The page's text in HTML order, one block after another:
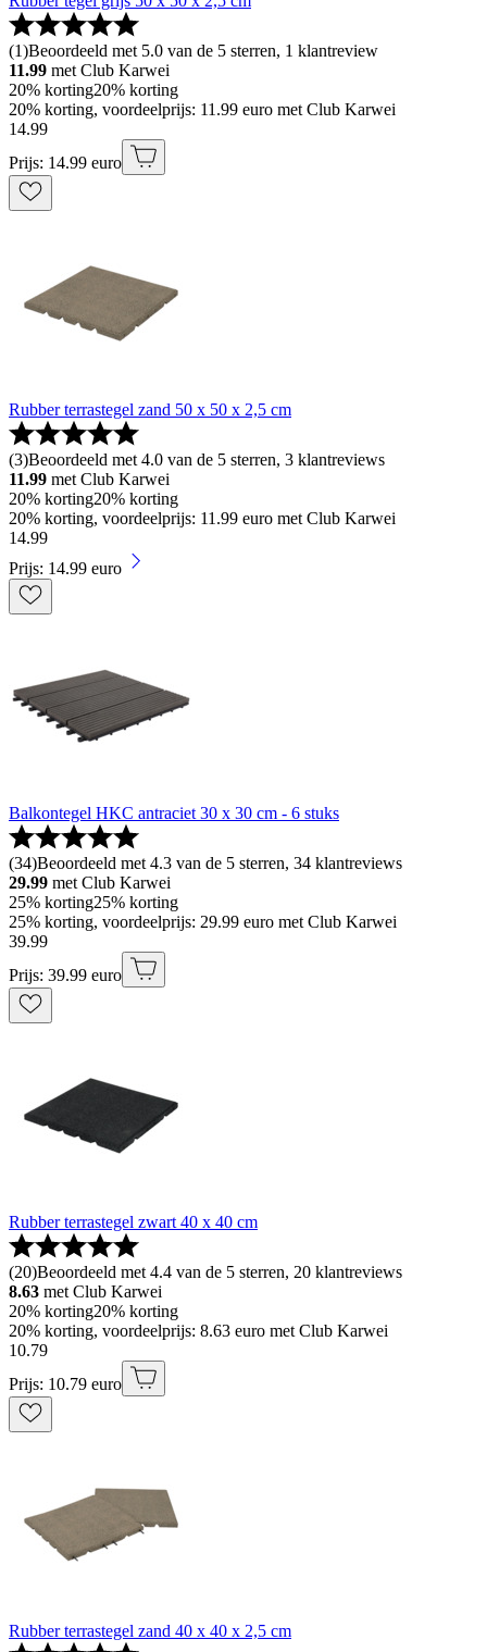
(1)Beoordeeld met 5.0 van de 5 sterren, 1 klantreview
11.99 met Club Karwei
20% korting20% korting
20% korting, voordeelprijs: 11.99 euro met Club Karwei
14.99
Prijs: 14.99 euro
Rubber terrastegel zand 50 x 50 x 2,5 cm
(3)Beoordeeld met 4.0 van de 5 sterren, 3 klantreviews
11.99 met Club Karwei
20% korting20% korting
20% korting, voordeelprijs: 11.99 euro met Club Karwei
14.99
Prijs: 14.99 euro
Balkontegel HKC antraciet 30 x 30 cm - 6 stuks
(34)Beoordeeld met 4.3 van de 5 sterren, 34 klantreviews
29.99 met Club Karwei
25% korting25% korting
25% korting, voordeelprijs: 29.99 euro met Club Karwei
39.99
Prijs: 39.99 euro
Rubber terrastegel zwart 40 x 40 cm
(20)Beoordeeld met 4.4 van de 5 sterren, 20 klantreviews
8.63 met Club Karwei
20% korting20% korting
20% korting, voordeelprijs: 8.63 euro met Club Karwei
10.79
Prijs: 10.79 euro
Rubber terrastegel zand 40 x 40 x 2,5 cm